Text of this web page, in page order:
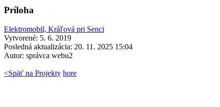
Príloha
Elektromobil, Kráľová pri Senci
Vytvorené: 5. 6. 2019
Posledná aktualizácia: 20. 11. 2025 15:04
Autor: správca webu2
<Späť na Projekty hore